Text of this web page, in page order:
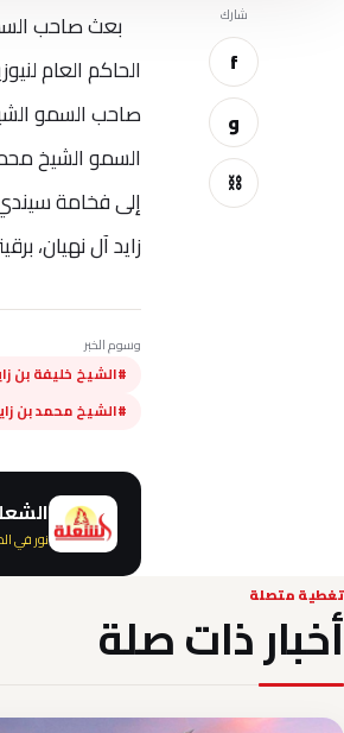
شارك
f
و
⛓
بعث صاحب
الحاكم العام
صاحب السمو
السمو الشيخ
إلى فخامة
زايد آل نهيان،
وسوم الخبر
#الشيخ خليفة بن
#الشيخ محمد بن
نور في
تغطية متصلة
أخبار ذات صلة